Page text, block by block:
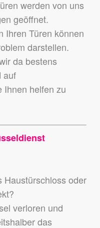
werden von uns
geöffnet.
Ihren Türen können
darstellen.
da bestens
auf
Ihnen helfen zu
Haustürschloss oder
verloren und
das